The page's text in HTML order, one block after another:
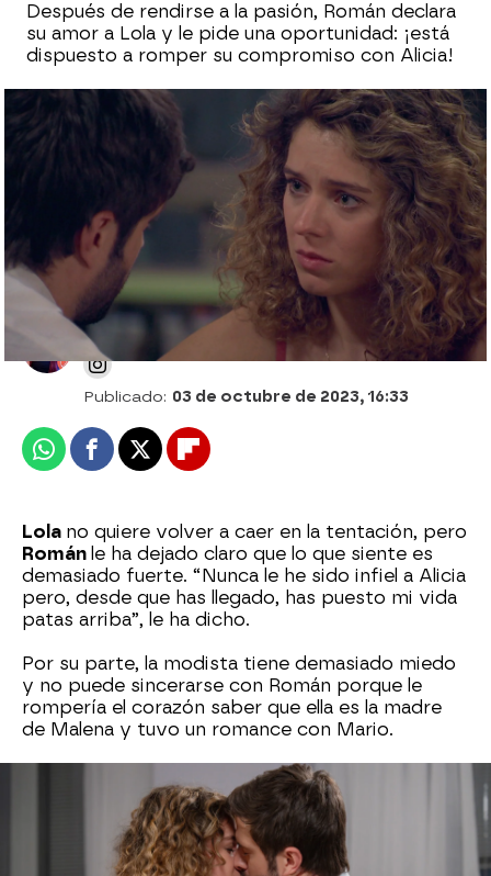
Después de rendirse a la pasión, Román declara
su amor a Lola y le pide una oportunidad: ¡está
dispuesto a romper su compromiso con Alicia!
Clara Garrido recuerda los siete
momentos que han marcado la vida de
Lola en Amar es para siempre
Desirée Castillo
Publicado: 03 de octubre de 2023, 16:33
WhatsappFacebook
X Flipboard
Lola no quiere volver a caer en la tentación, pero
Román le ha dejado claro que lo que siente es
demasiado fuerte. “Nunca le he sido infiel a Alicia
pero, desde que has llegado, has puesto mi vida
patas arriba”, le ha dicho.
Por su parte, la modista tiene demasiado miedo
y no puede sincerarse con Román porque le
rompería el corazón saber que ella es la madre
de Malena y tuvo un romance con Mario.
Las cosas son demasiado complicadas, por lo
que Lola le ha pedido al contable que siga con su
vida y no rompa su compromiso: “No puedo
estar contigo, hay cosas de mi pasado que no